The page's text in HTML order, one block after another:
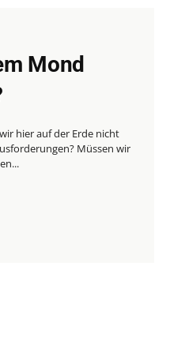
Mond
hier auf der Erde nicht
Müssen wir